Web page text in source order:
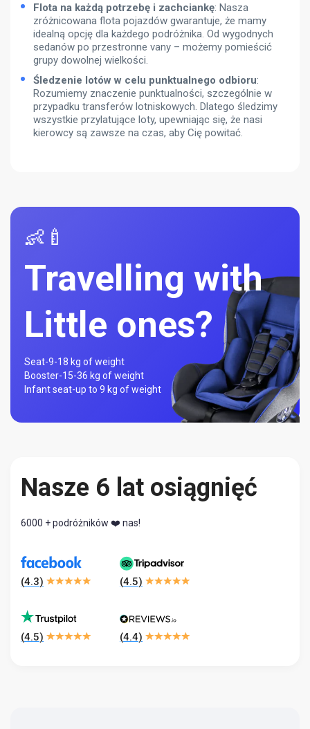
Flota na każdą potrzebę i zachciankę: Nasza
zróżnicowana flota pojazdów gwarantuje, że mamy
idealną opcję dla każdego podróżnika. Od wygodnych
sedanów po przestronne vany – możemy pomieścić
grupy dowolnej wielkości.
Śledzenie lotów w celu punktualnego odbioru:
Rozumiemy znaczenie punktualności, szczególnie w
przypadku transferów lotniskowych. Dlatego śledzimy
wszystkie przylatujące loty, upewniając się, że nasi
kierowcy są zawsze na czas, aby Cię powitać.
👶🍼
Travelling with
Little ones?
Seat-9-18 kg of weight
Booster-15-36 kg of weight
Infant seat-up to 9 kg of weight
Nasze 6 lat osiągnięć
6000 + podróżników ❤️ nas!
(4.3) (4.5)
(4.5) (4.4)